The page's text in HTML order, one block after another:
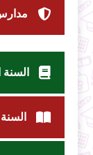
السنة